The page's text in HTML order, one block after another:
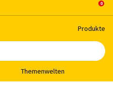
Pro­duk­te
The­men­wel­ten